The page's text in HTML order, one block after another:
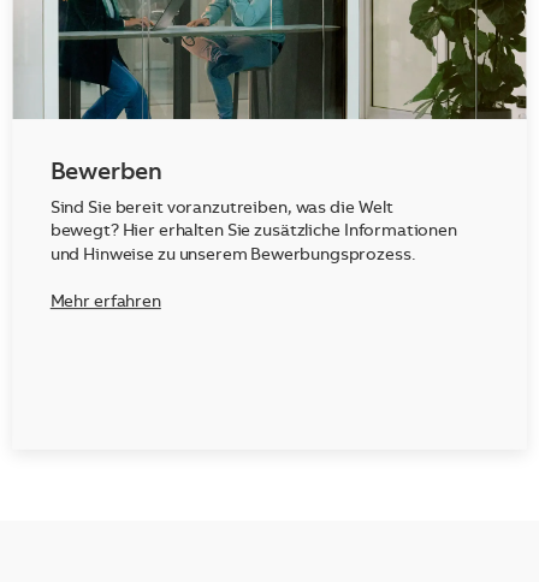
Bewerben
Sind Sie bereit voranzutreiben, was die Welt
bewegt? Hier erhalten Sie zusätzliche Informationen
und Hinweise zu unserem Bewerbungsprozess.
Mehr erfahren